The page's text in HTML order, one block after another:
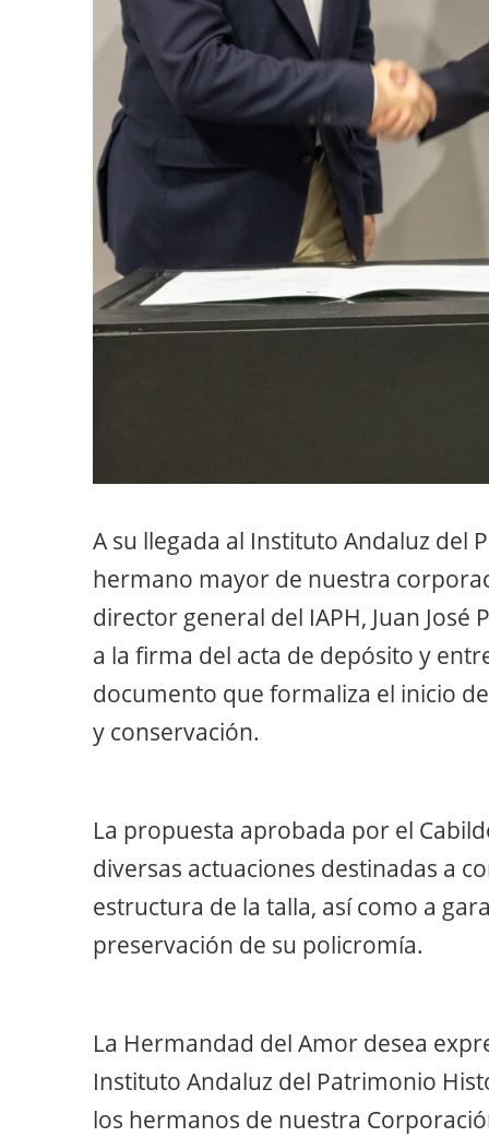
A su llegada al Instituto Andaluz del
hermano mayor de nuestra
director general del IAPH, Juan
a la firma del acta de depósito y
documento que formaliza el inicio
y conservación.
La propuesta aprobada por el
diversas actuaciones destinadas a
estructura de la talla, así como a
preservación de su policromía.
La Hermandad del Amor desea
Instituto Andaluz del Patrimonio
los hermanos de nuestra